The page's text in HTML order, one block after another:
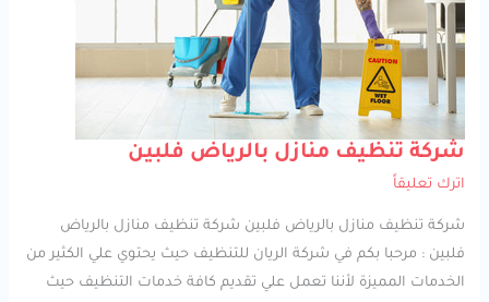
شركة تنظيف منازل بالرياض فلبين
اترك تعليقاً
شركة تنظيف منازل بالرياض فلبين شركة تنظيف منازل بالرياض
فلبين : مرحبا بكم في شركة الريان للتنظيف حيث يحتوي علي الكثير من
الخدمات المميزة لأننا تعمل علي تقديم كافة خدمات التنظيف حيث
شركة
تنظيف
منازل
بالرياض